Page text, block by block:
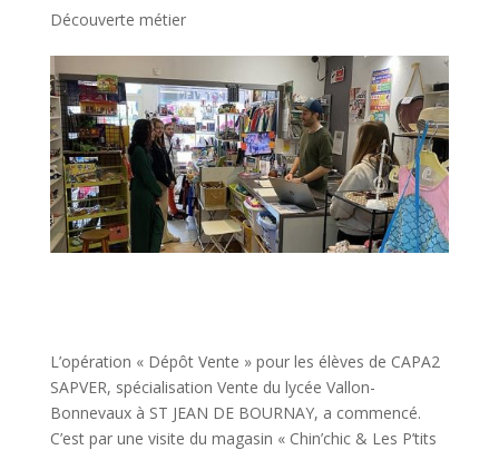
Découverte métier
L’opération « Dépôt Vente » pour les élèves de CAPA2
SAPVER, spécialisation Vente du lycée Vallon-
Bonnevaux à ST JEAN DE BOURNAY, a commencé.
C’est par une visite du magasin « Chin’chic & Les P’tits